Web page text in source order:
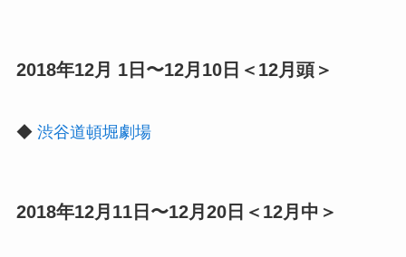
2018年12月 1日〜12月10日＜12月頭＞
◆ 渋谷道頓堀劇場
2018年12月11日〜12月20日＜12月中＞